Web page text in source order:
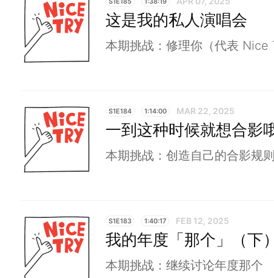
这是我的私人演唱会
本期挑战：修理你（代表 Nice
S1E184 1:14:00 MAR 22, 2025
一到这种时候就想合影
本期挑战：创造自己的合影规
S1E183 1:40:17 FEB 12, 2025
我的年度「那个」（下）
本期挑战：继续讨论年度那个